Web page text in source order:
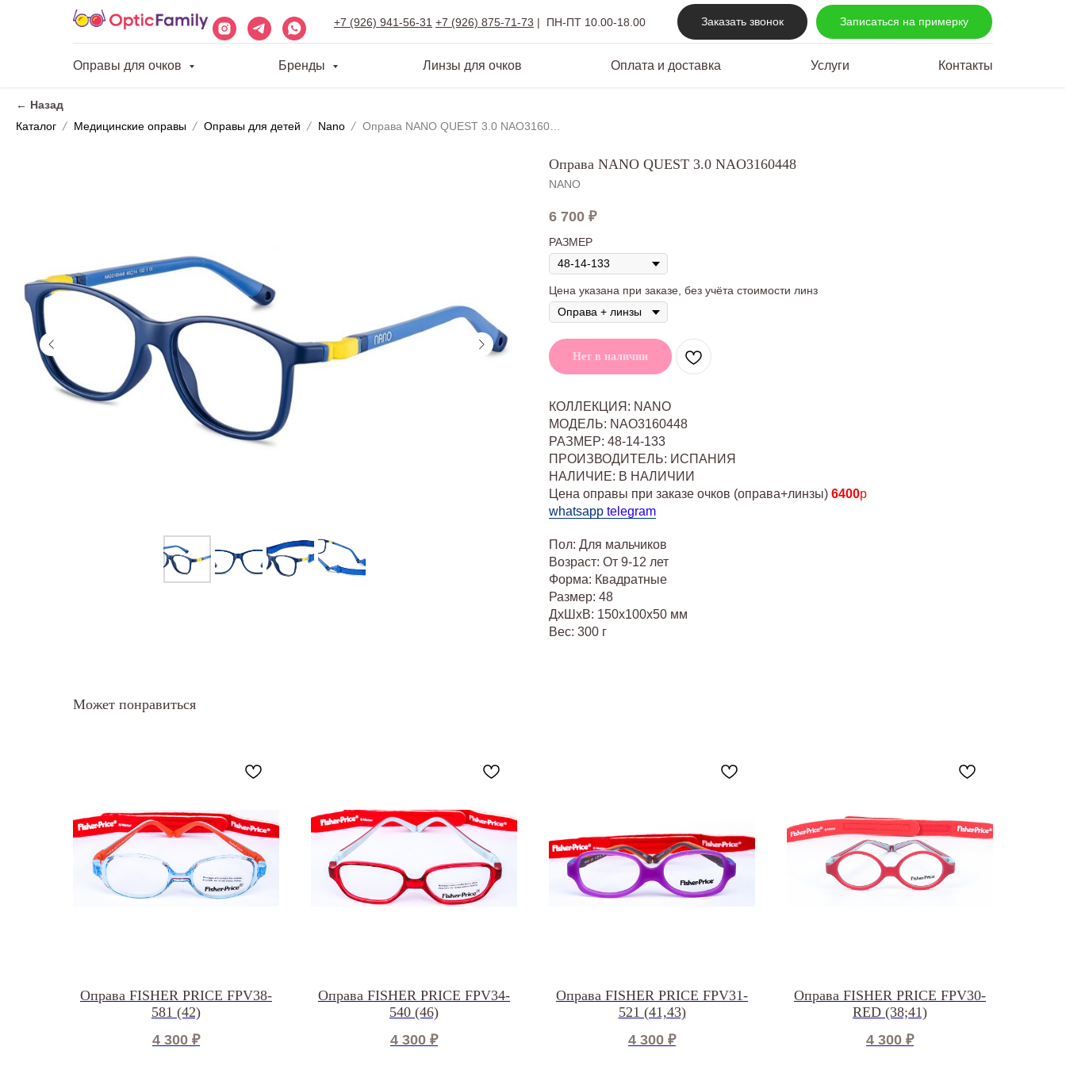
+7 (926) 941-56-31 +7 (926) 875-71-73 | ПН-ПТ 10.00-18.00 Заказать звонок Записаться на примерку
Оправы для очков Бренды Линзы для очков Оплата и доставка Услуги Контакты
← Назад
Каталог
Медицинские оправы Оправы для детей Nano
Оправа NANO QUEST 3.0 NAO3160448
NANO
6 700 ₽
РАЗМЕР
Цена указана при заказе, без учёта стоимости линз
Нет в наличии
КОЛЛЕКЦИЯ: NANO
МОДЕЛЬ: NAO3160448
РАЗМЕР: 48-14-133
ПРОИЗВОДИТЕЛЬ: ИСПАНИЯ
НАЛИЧИЕ: В НАЛИЧИИ
Цена оправы при заказе очков (оправа+линзы) 6400р
whatsapp telegram
Пол: Для мальчиков
Возраст: От 9-12 лет
Форма: Квадратные
Размер: 48
ДxШxВ: 150x100x50 мм
Вес: 300 г
Может понравиться
Оправа FISHER PRICE FPV38-
581 (42)
4 300 ₽
Оправа FISHER PRICE FPV34-
540 (46)
4 300 ₽
Оправа FISHER PRICE FPV31-
521 (41,43)
4 300 ₽
Оправа FISHER PRICE FPV30-
RED (38;41)
4 300 ₽